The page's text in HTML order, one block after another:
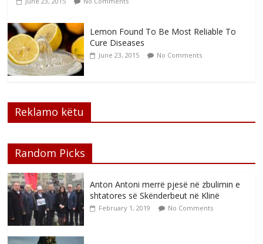
Lemon Found To Be Most Reliable To
Cure Diseases
June 23, 2015 No Comments
Reklamo këtu
Random Picks
Anton Antoni merrë pjesë në zbulimin e
shtatores së Skënderbeut në Klinë
February 1, 2019 No Comments